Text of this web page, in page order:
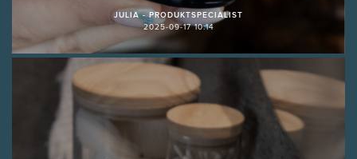
JULIA - PRODUKTSPECIALIST
2025-09-17 10:14